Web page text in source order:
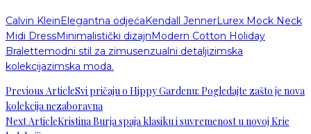
Calvin KleinElegantna odjećaKendall JennerLurex Mock Neck
Midi DressMinimalistički dizajnModern Cotton Holiday
Bralettemodni stil za zimusenzualni detaljizimska
kolekcijazimska moda.
Previous ArticleSvi pričaju o Hippy Gardenu: Pogledajte zašto je nova
kolekcija nezaboravna
Next ArticleKristina Burja spaja klasiku i suvremenost u novoj Krie